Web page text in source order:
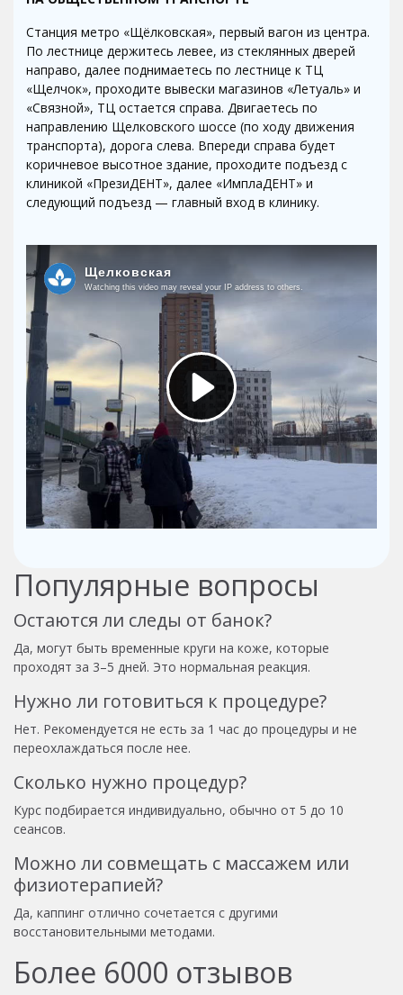
Станция метро «Щёлковская», первый вагон из центра.
По лестнице держитесь левее, из стеклянных дверей
направо, далее поднимаетесь по лестнице к ТЦ
«Щелчок», проходите вывески магазинов «Летуаль» и
«Связной», ТЦ остается справа. Двигаетесь по
направлению Щелковского шоссе (по ходу движения
транспорта), дорога слева. Впереди справа будет
коричневое высотное здание, проходите подъезд с
клиникой «ПрезиДЕНТ», далее «ИмплаДЕНТ» и
следующий подъезд — главный вход в клинику.
Популярные вопросы
Остаются ли следы от банок?
Да, могут быть временные круги на коже, которые
проходят за 3–5 дней. Это нормальная реакция.
Нужно ли готовиться к процедуре?
Нет. Рекомендуется не есть за 1 час до процедуры и не
переохлаждаться после нее.
Сколько нужно процедур?
Курс подбирается индивидуально, обычно от 5 до 10
сеансов.
Можно ли совмещать с массажем или
физиотерапией?
Да, каппинг отлично сочетается с другими
восстановительными методами.
Более 6000 отзывов